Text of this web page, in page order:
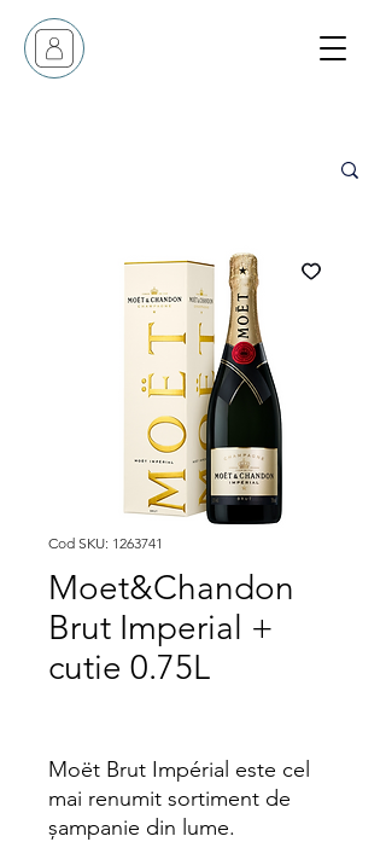
Cod SKU: 1263741
Moet&Chandon
Brut Imperial +
cutie 0.75L
Moët Brut Impérial este cel
mai renumit sortiment de
şampanie din lume.